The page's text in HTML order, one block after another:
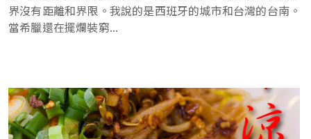
界沒有距離和界限。我說的是西班牙的城市和台灣的台南。
當希臘還在擺爛裝窮...